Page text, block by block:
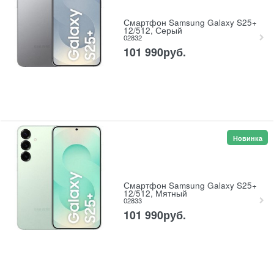
Смартфон Samsung Galaxy S25+
12/512, Серый
02832
101 990руб.
Смартфон Samsung Galaxy S25+
12/512, Мятный
02833
101 990руб.
Новинка